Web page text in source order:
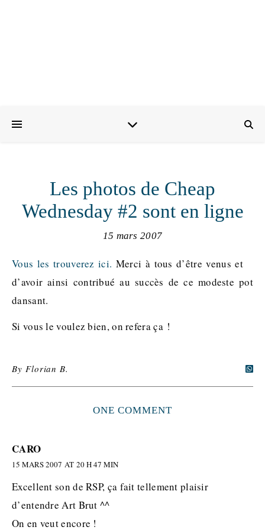
Les photos de Cheap
Wednesday #2 sont en ligne
15 mars 2007
Vous les trouverez ici. Merci à tous d’être venus et
d’avoir ainsi contribué au succès de ce modeste pot
dansant.
Si vous le voulez bien, on refera ça !
ByFlorian B.
ONE COMMENT
CARO
15 MARS 2007 AT 20 H 47 MIN
Excellent son de RSP, ça fait tellement plaisir
d’entendre Art Brut ^^
On en veut encore !